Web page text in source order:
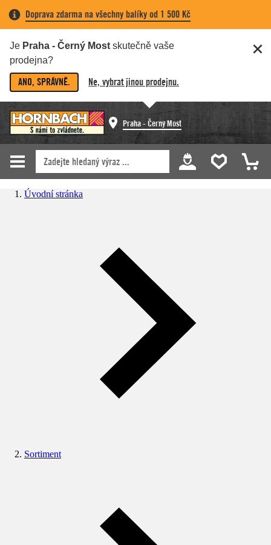
Doprava zdarma na všechny balíky od 1 500 Kč
Je Praha - Černý Most skutečně vaše
prodejna?
ANO, SPRÁVNĚ. Ne, vybrat jinou prodejnu.
Praha - Černý Most
Úvodní stránka
Sortiment